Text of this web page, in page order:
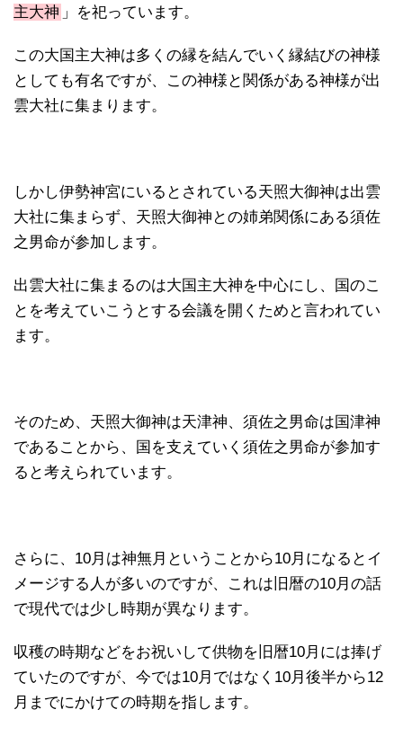
主大神 」を祀っています。
この大国主大神は多くの縁を結んでいく縁結びの神様
としても有名ですが、この神様と関係がある神様が出
雲大社に集まります。
しかし伊勢神宮にいるとされている天照大御神は出雲
大社に集まらず、天照大御神との姉弟関係にある須佐
之男命が参加します。
出雲大社に集まるのは大国主大神を中心にし、国のこ
とを考えていこうとする会議を開くためと言われてい
ます。
そのため、天照大御神は天津神、須佐之男命は国津神
であることから、国を支えていく須佐之男命が参加す
ると考えられています。
さらに、10月は神無月ということから10月になるとイ
メージする人が多いのですが、これは旧暦の10月の話
で現代では少し時期が異なります。
収穫の時期などをお祝いして供物を旧暦10月には捧げ
ていたのですが、今では10月ではなく10月後半から12
月までにかけての時期を指します。